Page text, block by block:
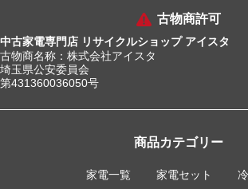
古物商許可
中古家電専門店 リサイクルショップ アイスタ
古物商名称：株式会社アイスタ
埼玉県公安委員会
第431360036050号
商品カテゴリー
家電一覧 家電セット